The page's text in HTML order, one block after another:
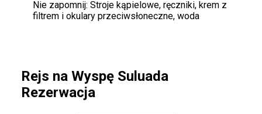
Nie zapomnij: Stroje kąpielowe, ręczniki, krem ​​z
filtrem i okulary przeciwsłoneczne, woda
Rejs na Wyspę Suluada
Rezerwacja